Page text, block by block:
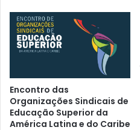
Encontro das
Organizações Sindicais de
Educação Superior da
América Latina e do Caribe